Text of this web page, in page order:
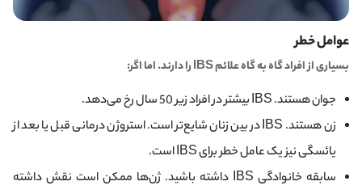
عوامل خطر
بسیاری از افراد گاه به گاه علائم IBS را دارند. اما اگر:
جوان هستند. IBS بیشتر در افراد زیر 50 سال رخ می‌دهد.
زن هستند. IBS در بین زنان شایع‌تر است. استروژن درمانی قبل یا بعد از
یائسگی نیز یک عامل خطر برای IBS است.
سابقه خانوادگی IBS داشته باشید. ژن‌ها ممکن است نقش داشته